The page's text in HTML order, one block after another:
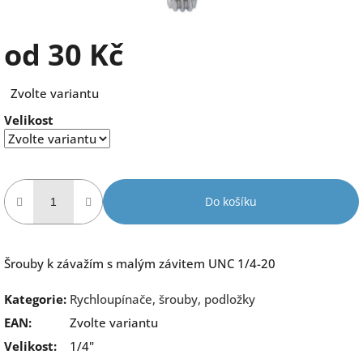
od 30 Kč
cena:
Zvolte variantu
Velikost
Do košíku
Šrouby k závažím s malým závitem UNC 1/4-20
Kategorie: Rychloupínače, šrouby, podložky
EAN:
Zvolte variantu
Velikost: 1/4"